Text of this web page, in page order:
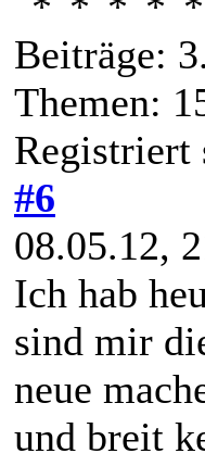
Beiträge:
Themen:
Registriert
#6
08.05.12,
Ich hab
sind mir
neue
und breit